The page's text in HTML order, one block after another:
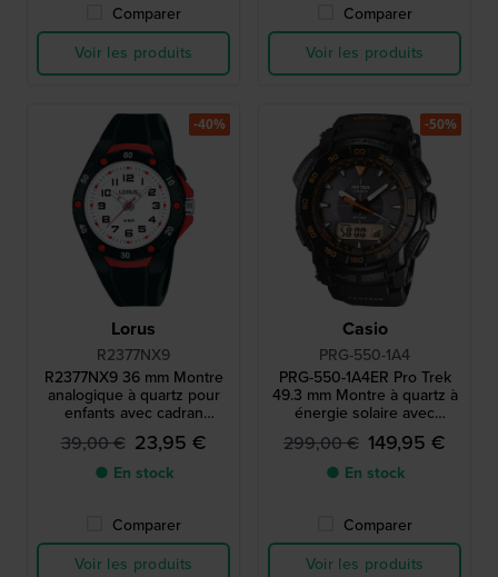
Comparer
Voir les produits
Comparer
Voir les produits
Lorus
R2377NX9
R2377NX9 36 mm Montre
analogique à quartz pour
enfants avec cadran
rétroéclairé
39,00 € 23,95 €
● En stock
Comparer
Voir les produits
-40%
Casio
PRG-550-1A4
PRG-550-1A4ER Pro Trek
49.3 mm Montre à quartz à
énergie solaire avec
boussole, baromètre,
thermomètre et altimètre
299,00 € 149,95 €
● En stock
Comparer
Voir les produits
-50%